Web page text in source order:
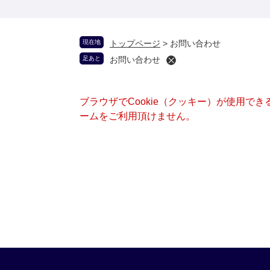
現在地 トップページ > お問い合わせ
足あと お問い合わせ
ブラウザでCookie（クッキー）が使用で
ームをご利用頂けません。